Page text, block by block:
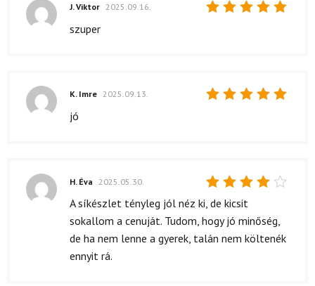
J. Viktor 2025.09.16.
szuper
K. Imre 2025.09.13.
jó
Értékelés:
4
H. Éva 2025.05.30.
A síkészlet tényleg jól néz ki, de kicsit
sokallom a cenuját. Tudom, hogy jó minőség,
de ha nem lenne a gyerek, talán nem költenék
ennyit rá.